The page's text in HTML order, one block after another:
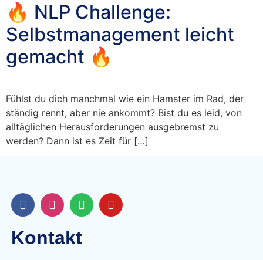
🔥 NLP Challenge:
Selbstmanagement leicht
gemacht 🔥
Fühlst du dich manchmal wie ein Hamster im Rad, der
ständig rennt, aber nie ankommt? Bist du es leid, von
alltäglichen Herausforderungen ausgebremst zu
werden? Dann ist es Zeit für […]
Kontakt